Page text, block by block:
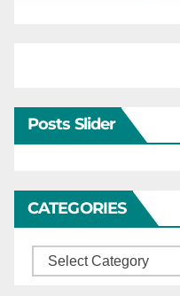
Posts Slider
CATEGORIES
Categories